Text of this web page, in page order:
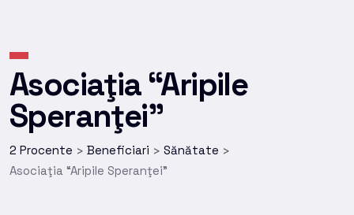
Asociaţia “Aripile
Speranţei”
2 Procente > Beneficiari > Sănătate >
Asociaţia “Aripile Speranţei”